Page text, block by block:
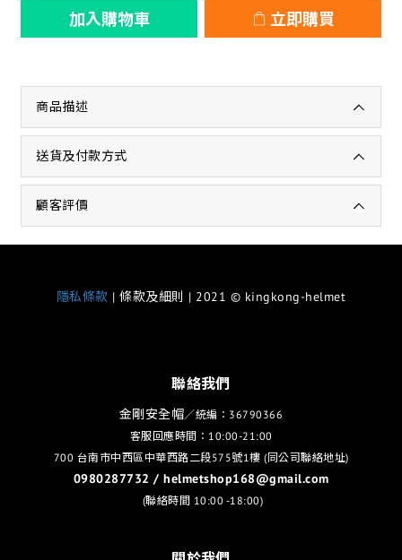
加入購物車 立即購買
商品描述
送貨及付款方式
顧客評價
隱私條款 | 條款及細則 | 2021 © kingkong-helmet
聯絡我們
金剛安全帽／統編：36790366
客服回應時間：10:00-21:00
700 台南市中西區中華西路二段575號1樓 (同公司聯絡地址)
0980287732 / helmetshop168@gmail.com
(聯絡時間 10:00 -18:00)